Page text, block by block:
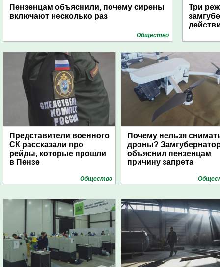
Пензенцам объяснили, почему сирены
включают несколько раз
Общество
Три
Представители военного
СК рассказали про
рейды, которые прошли
в Пензе
Общество
Почему нельзя
дроны?
объяснил пензенцам
причину запрета